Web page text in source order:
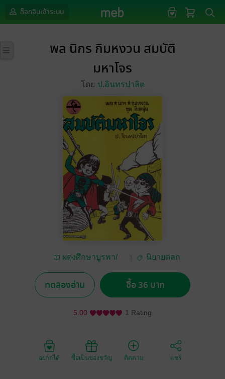
ล็อกอินเข้าระบบ
พล นิกร กิมหงวน สมบัติ
มหาโจร
โดย ป.อินทรปาลิต
ผดุงศึกษาบูรพา/
นิยายตลก
ทดลองอ่าน ซื้อ 36 บาท
5.00 1 Rating
อยากได้ ซื้อเป็นของขวัญ ติดตาม แชร์